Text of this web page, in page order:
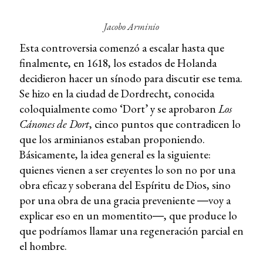
Jacobo Arminio
Esta controversia comenzó a escalar hasta que
finalmente, en 1618, los estados de Holanda
decidieron hacer un sínodo para discutir ese tema.
Se hizo en la ciudad de Dordrecht, conocida
coloquialmente como ‘Dort’ y se aprobaronLos
Cánones de Dort, cinco puntos que contradicen lo
que los arminianos estaban proponiendo.
Básicamente, la idea general es la siguiente:
quienes vienen a ser creyentes lo son no por una
obra eficaz y soberana del Espíritu de Dios, sino
por una obra de una gracia preveniente ―voy a
explicar eso en un momentito―, que produce lo
que podríamos llamar una regeneración parcial en
el hombre.